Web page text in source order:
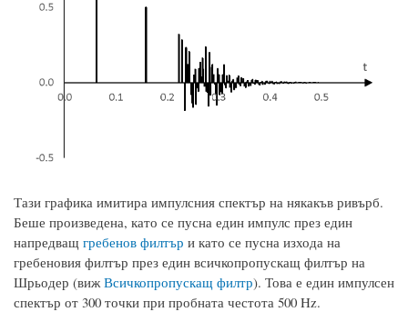
Тази графика имитира импулсния спектър на някакъв ривърб.
Беше произведена, като се пусна един импулс през един
напредващ гребенов филтър и като се пусна изхода на
гребеновия филтър през един всичкопропускащ филтър на
Шрьодер (вижВсичкопропускащ филтр). Това е един импулсен
спектър от 300 точки при пробната честота 500 Hz.